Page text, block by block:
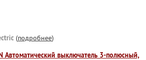
(подробнее)
Автоматический выключатель 3-полюсный,